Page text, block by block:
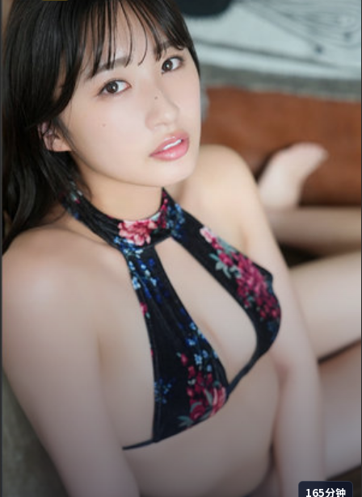
165分钟